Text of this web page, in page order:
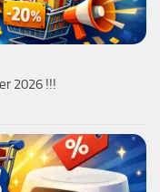
2026 !!!